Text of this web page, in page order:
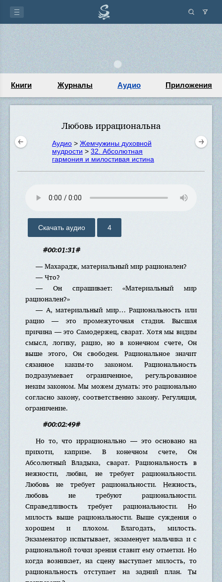
Книги Журналы Аудио Приложения
Любовь иррациональна
Аудио > Жемчужины духовной
мудрости > 32. Абсолютная
гармония и милостивая истина
Скачать аудио 4
#00:01:31#
— Махарадж, материальный мир рационален?
— Что?
— Он спрашивает: «Материальный мир
рационален?»
— А, материальный мир… Рациональность или
рацио — это промежуточная стадия. Высшая
причина — это Самодержец, сварат. Хотя мы видим
смысл, логику, рацио, но в конечном счете, Он
выше этого, Он свободен. Рациональное значит
сязанное каким-то законом. Рациональность
подразумевает ограниченное, регульрованное
неким законом. Мы можем думать: это рационально
согласно закону, соответственно закону. Регуляция,
ограничение.
#00:02:49#
Но то, что иррационально — это основано на
прихоти, капризе. В конечном счете, Он
Абсолютный Владыка, сварат. Рациональность в
нежности, любви, не требует рациональности.
Любовь не требует рациональности. Нежность,
любовь не требуют рациональности.
Справедливость требует рациональности. Но
милость выше рациональности. Выше суждения о
хорошем и плохом. Благодать, милость.
Экзаменатор испытывает, экзаменует мальчика и с
рациональной точки зрения ставит ему отметки. Но
когда возникает, на сцену выступает милость, то
рациональность отступает на задний план. Ты